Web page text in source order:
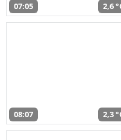
07:05 2,6
08:07 2,3